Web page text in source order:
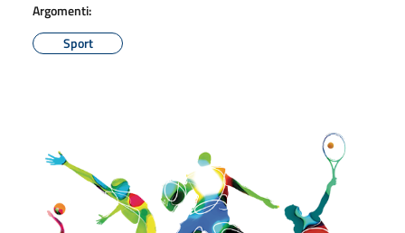
Argomenti:
Sport